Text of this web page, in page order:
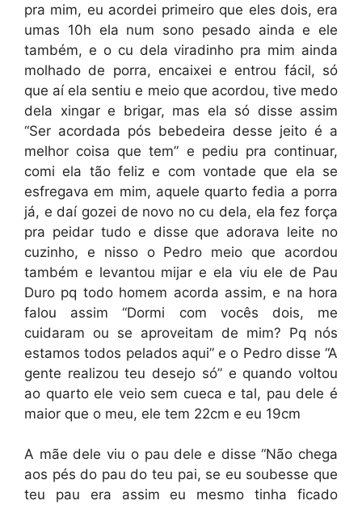
pra mim, eu acordei primeiro que eles dois, era
umas 10h ela num sono pesado ainda e ele
também, e o cu dela viradinho pra mim ainda
molhado de porra, encaixei e entrou fácil, só
que aí ela sentiu e meio que acordou, tive medo
dela xingar e brigar, mas ela só disse assim
“Ser acordada pós bebedeira desse jeito é a
melhor coisa que tem” e pediu pra continuar,
comi ela tão feliz e com vontade que ela se
esfregava em mim, aquele quarto fedia a porra
já, e daí gozei de novo no cu dela, ela fez força
pra peidar tudo e disse que adorava leite no
cuzinho, e nisso o Pedro meio que acordou
também e levantou mijar e ela viu ele de Pau
Duro pq todo homem acorda assim, e na hora
falou assim “Dormi com vocês dois, me
cuidaram ou se aproveitam de mim? Pq nós
estamos todos pelados aqui” e o Pedro disse “A
gente realizou teu desejo só” e quando voltou
ao quarto ele veio sem cueca e tal, pau dele é
maior que o meu, ele tem 22cm e eu 19cm
A mãe dele viu o pau dele e disse “Não chega
aos pés do pau do teu pai, se eu soubesse que
teu pau era assim eu mesmo tinha ficado